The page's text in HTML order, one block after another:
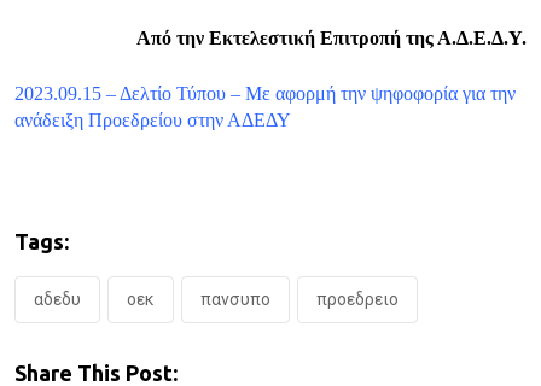
Από την Εκτελεστική Επιτροπή της Α.Δ.Ε.Δ.Υ.
2023.09.15 – Δελτίο Τύπου – Με αφορμή την ψηφοφορία για την
ανάδειξη Προεδρείου στην ΑΔΕΔΥ
Tags:
αδεδυ οεκ πανσυπο προεδρειο
Share This Post: